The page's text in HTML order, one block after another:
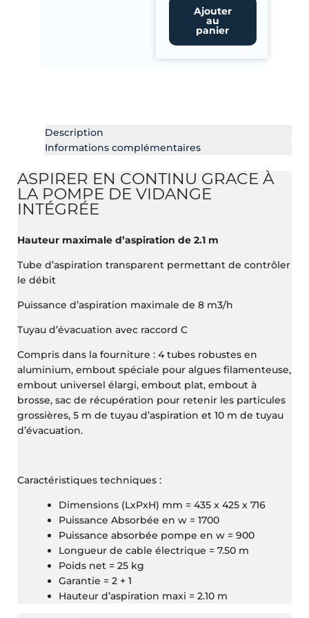
ASPIRATEUR
PONDOVAC
Ajouter
au
panier
Description
Informations complémentaires
ASPIRER EN CONTINU GRACE À
LA POMPE DE VIDANGE
INTÉGRÉE
Hauteur maximale d’aspiration de 2.1 m
Tube d’aspiration transparent permettant de contrôler
le débit
Puissance d’aspiration maximale de 8 m3/h
Tuyau d’évacuation avec raccord C
Compris dans la fourniture : 4 tubes robustes en
aluminium, embout spéciale pour algues filamenteuse,
embout universel élargi, embout plat, embout à
brosse, sac de récupération pour retenir les particules
grossières, 5 m de tuyau d’aspiration et 10 m de tuyau
d’évacuation.
Caractéristiques techniques :
Dimensions (LxPxH) mm = 435 x 425 x 716
Puissance Absorbée en w = 1700
Puissance absorbée pompe en w = 900
Longueur de cable électrique = 7.50 m
Poids net = 25 kg
Garantie = 2 + 1
Hauteur d’aspiration maxi = 2.10 m